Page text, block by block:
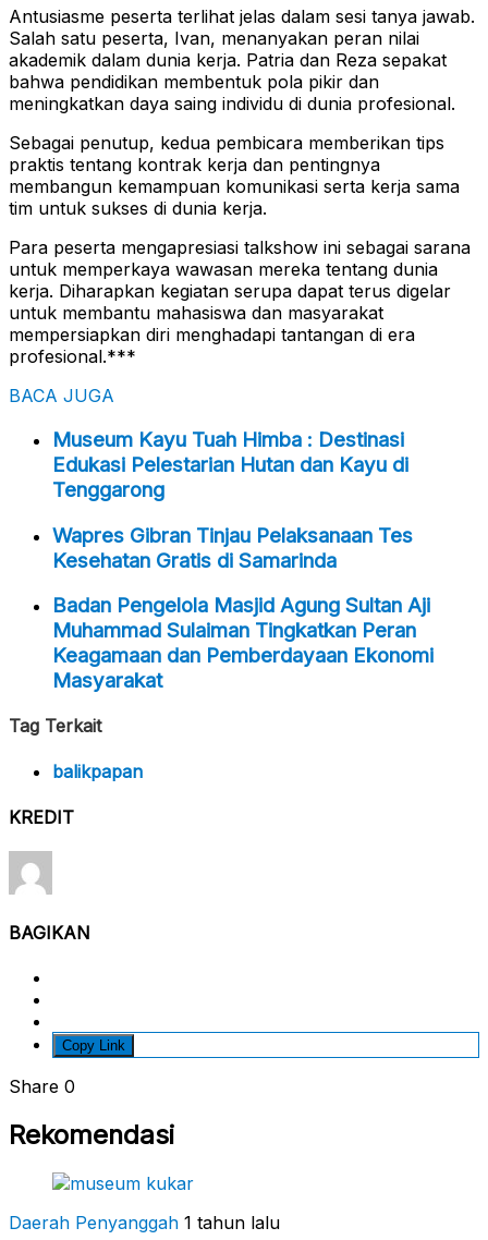
Antusiasme peserta terlihat jelas dalam sesi tanya jawab.
Salah satu peserta, Ivan, menanyakan peran nilai
akademik dalam dunia kerja. Patria dan Reza sepakat
bahwa pendidikan membentuk pola pikir dan
meningkatkan daya saing individu di dunia profesional.
Sebagai penutup, kedua pembicara memberikan tips
praktis tentang kontrak kerja dan pentingnya
membangun kemampuan komunikasi serta kerja sama
tim untuk sukses di dunia kerja.
Para peserta mengapresiasi talkshow ini sebagai sarana
untuk memperkaya wawasan mereka tentang dunia
kerja. Diharapkan kegiatan serupa dapat terus digelar
untuk membantu mahasiswa dan masyarakat
mempersiapkan diri menghadapi tantangan di era
profesional.***
BACA JUGA
Museum Kayu Tuah Himba : Destinasi
Edukasi Pelestarian Hutan dan Kayu di
Tenggarong
Wapres Gibran Tinjau Pelaksanaan Tes
Kesehatan Gratis di Samarinda
Badan Pengelola Masjid Agung Sultan Aji
Muhammad Sulaiman Tingkatkan Peran
Keagamaan dan Pemberdayaan Ekonomi
Masyarakat
Tag Terkait
balikpapan
KREDIT
BAGIKAN
Copy Link
Share 0
Rekomendasi
Daerah Penyanggah 1 tahun lalu